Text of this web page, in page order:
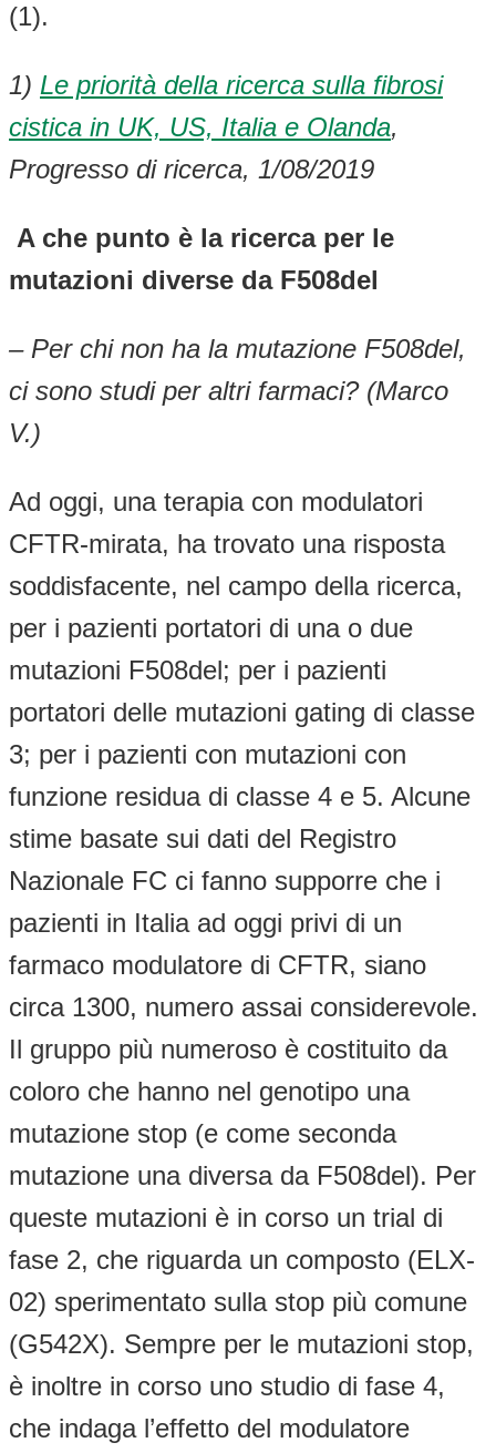
(1).
1) Le priorità della ricerca sulla fibrosi
cistica in UK, US, Italia e Olanda,
Progresso di ricerca, 1/08/2019
A che punto è la ricerca per le
mutazioni diverse da F508del
– Per chi non ha la mutazione F508del,
ci sono studi per altri farmaci? (Marco
V.)
Ad oggi, una terapia con modulatori
CFTR-mirata, ha trovato una risposta
soddisfacente, nel campo della ricerca,
per i pazienti portatori di una o due
mutazioni F508del; per i pazienti
portatori delle mutazioni gating di classe
3; per i pazienti con mutazioni con
funzione residua di classe 4 e 5. Alcune
stime basate sui dati del Registro
Nazionale FC ci fanno supporre che i
pazienti in Italia ad oggi privi di un
farmaco modulatore di CFTR, siano
circa 1300, numero assai considerevole.
Il gruppo più numeroso è costituito da
coloro che hanno nel genotipo una
mutazione stop (e come seconda
mutazione una diversa da F508del). Per
queste mutazioni è in corso un trial di
fase 2, che riguarda un composto (ELX-
02) sperimentato sulla stop più comune
(G542X). Sempre per le mutazioni stop,
è inoltre in corso uno studio di fase 4,
che indaga l’effetto del modulatore